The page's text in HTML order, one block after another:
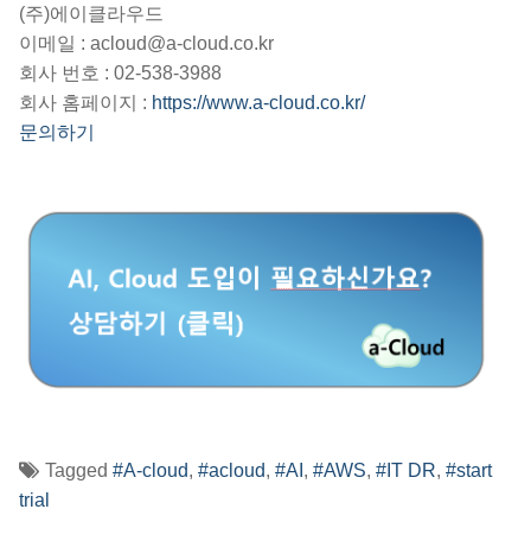
(주)에이클라우드
이메일 : acloud@a-cloud.co.kr
회사 번호 : 02-538-3988
회사 홈페이지 : https://www.a-cloud.co.kr/
문의하기
Tagged #A-cloud, #acloud, #AI , #AWS, #IT DR, #start
trial